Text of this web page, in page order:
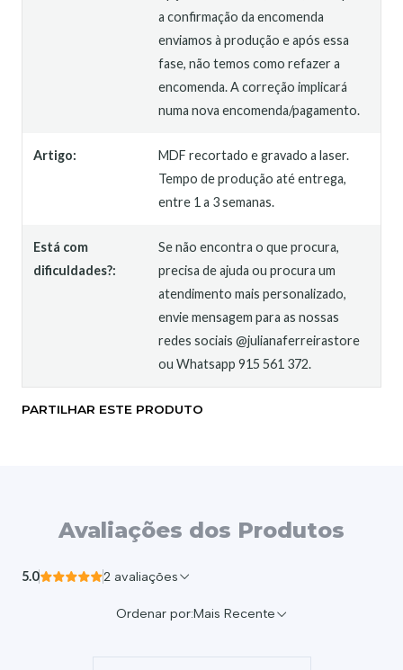
a confirmação da encomenda
enviamos à produção e após essa
fase, não temos como refazer a
encomenda. A correção implicará
numa nova encomenda/pagamento.
Artigo:
MDF recortado e gravado a laser.
Tempo de produção até entrega,
entre 1 a 3 semanas.
Está com
dificuldades?:
Se não encontra o que procura,
precisa de ajuda ou procura um
atendimento mais personalizado,
envie mensagem para as nossas
redes sociais @julianaferreirastore
ou Whatsapp 915 561 372.
PARTILHAR ESTE PRODUTO
Avaliações dos Produtos
5.0 2 avaliações
Ordenar por:Mais Recente